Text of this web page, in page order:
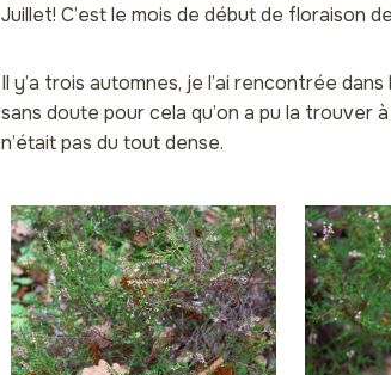
Juillet! C’est le mois de début de floraison
Il y’a trois automnes, je l’ai rencontrée
sans doute pour cela qu’on a pu la trouver
n’était pas du tout dense.